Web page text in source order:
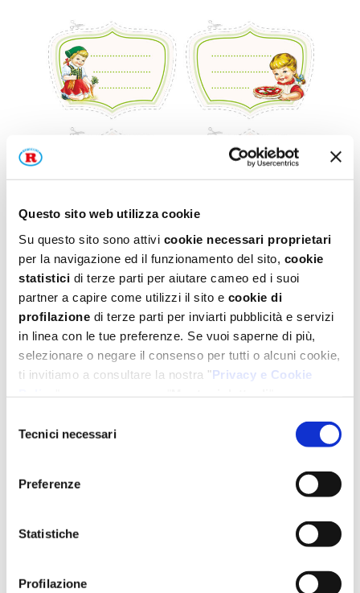
Questo sito web utilizza cookie
Su questo sito sono attivi cookie necessari proprietari
per la navigazione ed il funzionamento del sito, cookie
statistici di terze parti per aiutare cameo ed i suoi
partner a capire come utilizzi il sito e cookie di
profilazione di terze parti per inviarti pubblicità e servizi
in linea con le tue preferenze. Se vuoi saperne di più,
selezionare o negare il consenso per tutti o alcuni cookie,
ti invitiamo a consultare la nostra "Privacy e Cookie
tutti i cookies.
delTecnici necessari
Preferenze
Statistiche
Profilazione
Scarica